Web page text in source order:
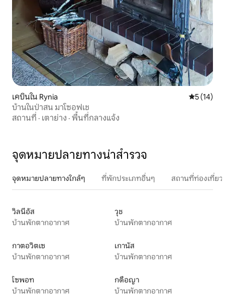
เคบินใน Rynia คะแนนเฉลี่
5 (14)
บ้านในป่าสน มาโซอฟเช
สถานที่ · เตาย่าง · พื้นที่กลางแจ้ง
จุดหมายปลายทางน่าสำรวจ
จุดหมายปลายทางใกล้ๆ ที่พักประเภทอื่นๆ สถานที่ท่องเที่ย
วิลนีอัส
บ้านพักตากอากาศ
วุช
บ้านพักตากอากาศ
กาตอวิตเซ
บ้านพักตากอากาศ
เกานัส
บ้านพักตากอากาศ
โซพอท
บ้านพักตากอากาศ
กดือญา
บ้านพักตากอากาศ